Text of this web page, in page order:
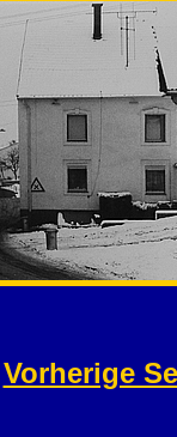
Vorherige